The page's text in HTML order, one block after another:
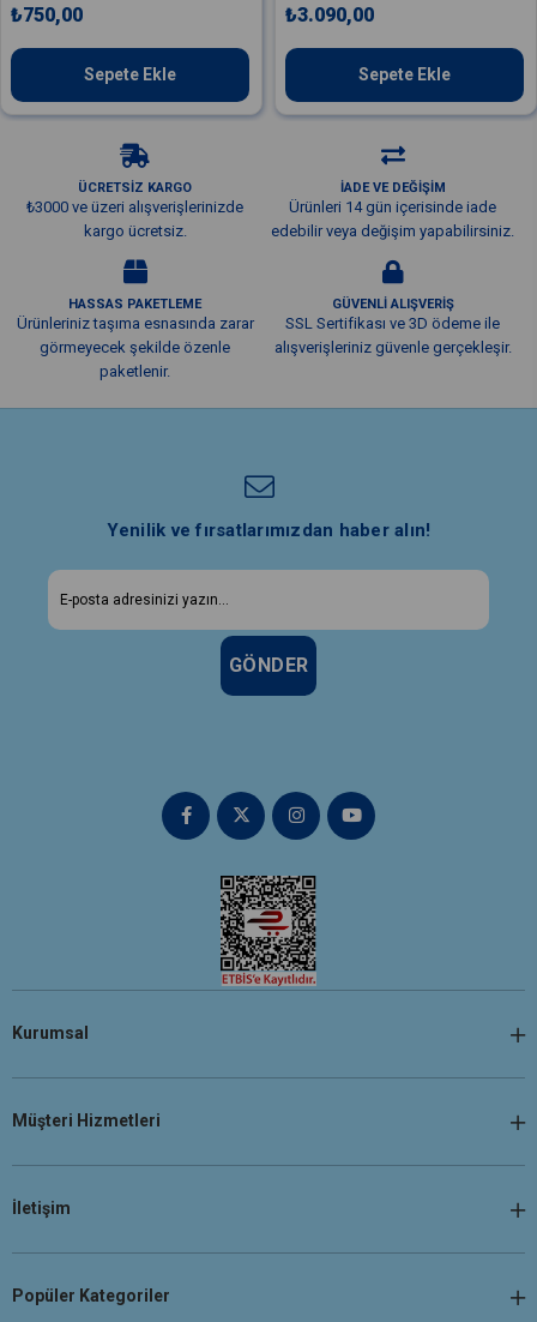
Sepete Ekle
₺3.090,00
Sepete Ekle
ÜCRETSİZ KARGO
₺3000 ve üzeri alışverişlerinizde
kargo ücretsiz.
İADE VE DEĞİŞİM
Ürünleri 14 gün içerisinde iade
edebilir veya değişim yapabilirsiniz.
HASSAS PAKETLEME
Ürünleriniz taşıma esnasında zarar
görmeyecek şekilde özenle
paketlenir.
GÜVENLİ ALIŞVERİŞ
SSL Sertifikası ve 3D ödeme ile
alışverişleriniz güvenle gerçekleşir.
Yenilik ve fırsatlarımızdan haber alın!
GÖNDER
Kurumsal
Müşteri Hizmetleri
İletişim
Popüler Kategoriler